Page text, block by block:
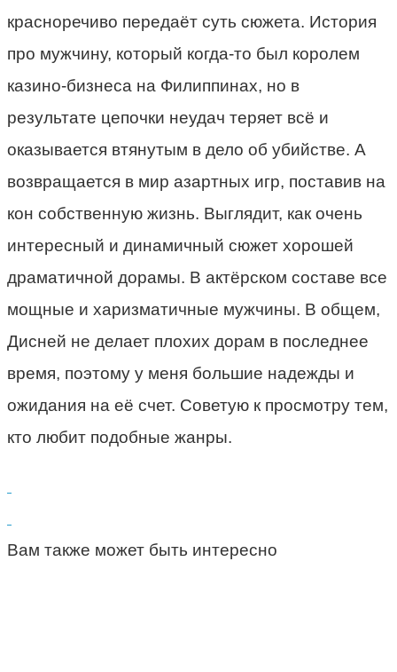
красноречиво передаёт суть сюжета. История
про мужчину, который когда-то был королем
казино-бизнеса на Филиппинах, но в
результате цепочки неудач теряет всё и
оказывается втянутым в дело об убийстве. А
возвращается в мир азартных игр, поставив на
кон собственную жизнь. Выглядит, как очень
интересный и динамичный сюжет хорошей
драматичной дорамы. В актёрском составе все
мощные и харизматичные мужчины. В общем,
Дисней не делает плохих дорам в последнее
время, поэтому у меня большие надежды и
ожидания на её счет. Советую к просмотру тем,
кто любит подобные жанры.
Вам также может быть интересно